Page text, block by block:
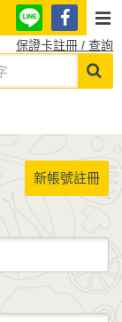
保證卡註冊 / 查詢
新帳號註冊